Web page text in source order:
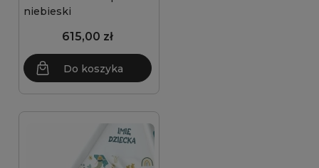
niebieski
615,00 zł
Do koszyka